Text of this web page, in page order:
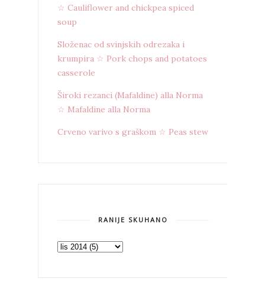
☆ Cauliflower and chickpea spiced
soup
Složenac od svinjskih odrezaka i
krumpira ☆ Pork chops and potatoes
casserole
Široki rezanci (Mafaldine) alla Norma
☆ Mafaldine alla Norma
Crveno varivo s graškom ☆ Peas stew
RANIJE SKUHANO